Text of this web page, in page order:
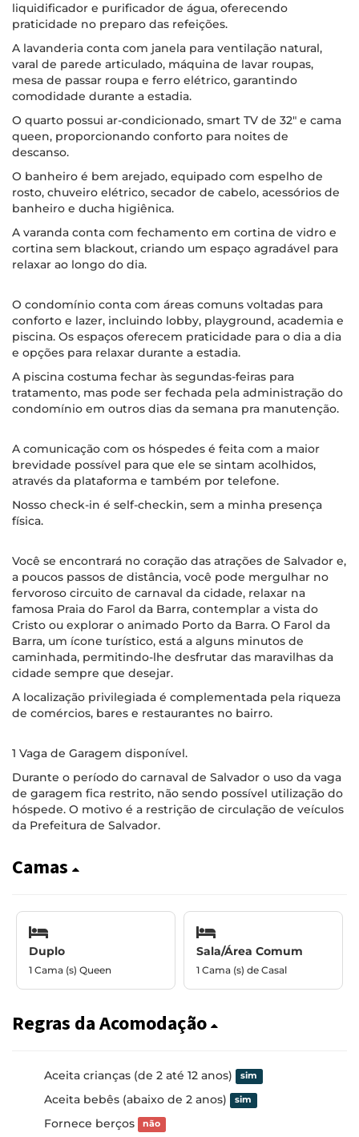
liquidificador e purificador de água, oferecendo
praticidade no preparo das refeições.
A lavanderia conta com janela para ventilação natural,
varal de parede articulado, máquina de lavar roupas,
mesa de passar roupa e ferro elétrico, garantindo
comodidade durante a estadia.
O quarto possui ar-condicionado, smart TV de 32" e cama
queen, proporcionando conforto para noites de
descanso.
O banheiro é bem arejado, equipado com espelho de
rosto, chuveiro elétrico, secador de cabelo, acessórios de
banheiro e ducha higiênica.
A varanda conta com fechamento em cortina de vidro e
cortina sem blackout, criando um espaço agradável para
relaxar ao longo do dia.
O condomínio conta com áreas comuns voltadas para
conforto e lazer, incluindo lobby, playground, academia e
piscina. Os espaços oferecem praticidade para o dia a dia
e opções para relaxar durante a estadia.
A piscina costuma fechar às segundas-feiras para
tratamento, mas pode ser fechada pela administração do
condomínio em outros dias da semana pra manutenção.
A comunicação com os hóspedes é feita com a maior
brevidade possível para que ele se sintam acolhidos,
através da plataforma e também por telefone.
Nosso check-in é self-checkin, sem a minha presença
física.
Você se encontrará no coração das atrações de Salvador e,
a poucos passos de distância, você pode mergulhar no
fervoroso circuito de carnaval da cidade, relaxar na
famosa Praia do Farol da Barra, contemplar a vista do
Cristo ou explorar o animado Porto da Barra. O Farol da
Barra, um ícone turístico, está a alguns minutos de
caminhada, permitindo-lhe desfrutar das maravilhas da
cidade sempre que desejar.
A localização privilegiada é complementada pela riqueza
de comércios, bares e restaurantes no bairro.
1 Vaga de Garagem disponível.
Durante o período do carnaval de Salvador o uso da vaga
de garagem fica restrito, não sendo possível utilização do
hóspede. O motivo é a restrição de circulação de veículos
da Prefeitura de Salvador.
Camas
Duplo
1 Cama (s) Queen
Sala/Área Comum
1 Cama (s) de Casal
Regras da Acomodação
Aceita crianças (de 2 até 12 anos) sim
Aceita bebês (abaixo de 2 anos) sim
Fornece berços não